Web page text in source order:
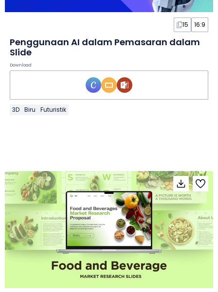
15 16:9
Penggunaan AI dalam Pemasaran dalam
Slide
Download
3D Biru Futuristik